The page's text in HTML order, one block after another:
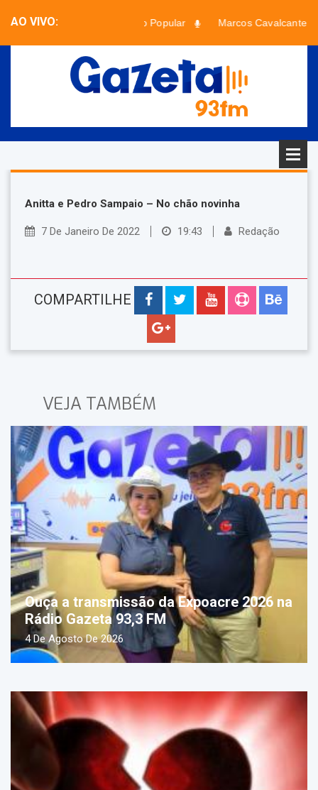
AO VIVO: Paradão Popular
Marcos Cavalcante
Anitta e Pedro Sampaio – No chão novinha
7 De Janeiro De 2022 19:43 Redação
COMPARTILHE
VEJA TAMBÉM
Ouça a transmissão da Expoacre 2026 na
Rádio Gazeta 93,3 FM
4 De Agosto De 2026